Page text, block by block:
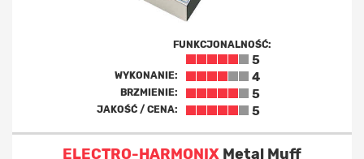
FUNKCJONALNOŚĆ:
5
WYKONANIE: 4
BRZMIENIE: 5
JAKOŚĆ / CENA: 5
ELECTRO-HARMONIX Metal Muff